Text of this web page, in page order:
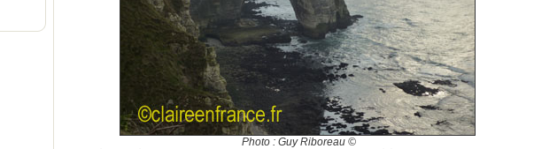
Photo : Guy Riboreau ©